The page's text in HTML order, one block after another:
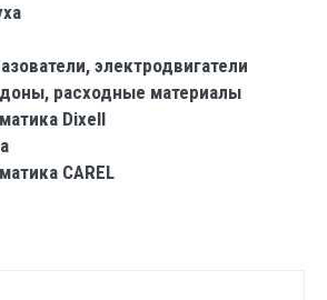
электродвигатели
расходные материалы
Dixell
CAREL